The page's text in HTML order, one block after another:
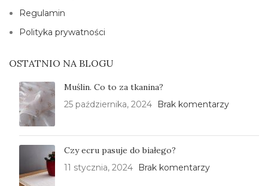
Regulamin
Polityka prywatności
OSTATNIO NA BLOGU
Muślin. Co to za tkanina?
25 października, 2024
Brak komentarzy
Czy ecru pasuje do białego?
11 stycznia, 2024
Brak komentarzy